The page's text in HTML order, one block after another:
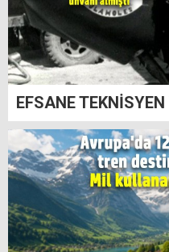
EFSANE